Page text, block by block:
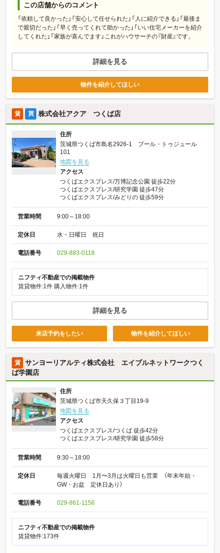
この店舗からのコメント
「依頼して良かった」「安心して任せられた」「人に紹介できる」「最後ま
で親切だった」「早く売ってくれて助かった」「いい住宅メーカーを紹介
してくれた」「家族が喜んでます」これがハウサーチの『財産』です。
詳細を見る
物件を紹介してほしい
賃 買 株式会社アクア つくば店
住所
茨城県つくば市島名2926-1 プール・トゥジュール
101
地図を見る
アクセス
つくばエクスプレス/万博記念公園 徒歩22分
つくばエクスプレス/研究学園 徒歩47分
つくばエクスプレス/みどりの 徒歩59分
営業時間 9:00～18:00
定休日 水・日曜日 祝日
電話番号 029-883-0118
ニフティ不動産での掲載物件
賃貸物件:1件 購入物件:1件
詳細を見る
来店予約をしたい 物件を紹介してほしい
賃
サンヨーリアルティ株式会社 エイブルネットワークつく
ば学園店
住所
茨城県つくば市天久保３丁目19-9
地図を見る
アクセス
つくばエクスプレス/つくば 徒歩42分
つくばエクスプレス/研究学園 徒歩58分
営業時間 9:30～18:00
定休日
毎週火曜日 1月〜3月は火曜日も営業 （年末年始・
GW・お盆 定休日あり）
電話番号 029-861-1156
ニフティ不動産での掲載物件
賃貸物件:173件